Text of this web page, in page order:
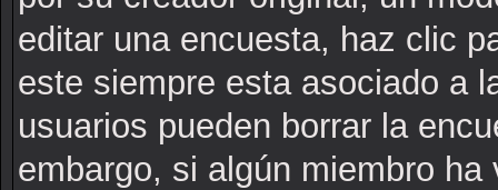
editar una encuesta, haz clic
este siempre esta asociado a
usuarios pueden borrar la
embargo, si algún miembro